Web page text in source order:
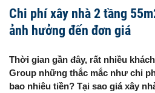
Chi phí xây nhà 2 tầng
ảnh hưởng đến đơn giá
Thời gian gần đây, rất nhiều
Group những thắc mắc như chi
bao nhiêu tiền? Tại sao giá xây